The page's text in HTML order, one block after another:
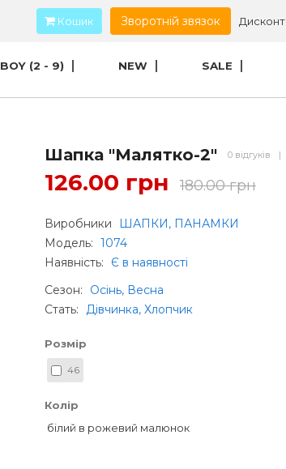
Кошик Зворотній звязок Дисконт
BOY (2 - 9) NEW SALE
Шапка "Малятко-2" 0 відгуків |
126.00 грн 180.00 грн
Виробники
ШАПКИ, ПАНАМКИ
Модель: 1074
Наявність:
Є в наявності
Сезон:
Осінь, Весна
Стать: Дівчинка, Хлопчик
Розмір
46
Колір
білий в рожевий малюнок